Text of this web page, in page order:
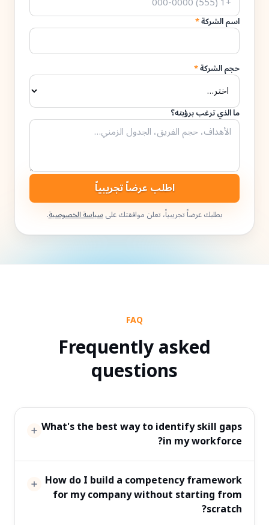
اسم الشركة*
حجم الشركة*
ما الذي ترغب برؤيته؟
اطلب عرضاً تجريبياً
بطلبك عرضاً تجريبياً، تعلن موافقتك علىسياسة الخصوصية.
FAQ
Frequently asked
questions
What's the best way to identify skill gaps
in my workforce?
How do I build a competency framework
for my company without starting from
scratch?